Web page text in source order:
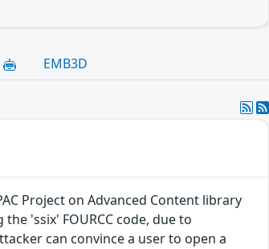
EMB3D
Project on Advanced Content library
'ssix' FOURCC code, due to
can convince a user to open a